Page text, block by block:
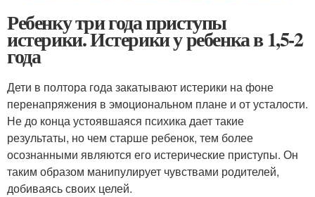
Ребенку три года приступы
истерики. Истерики у ребенка в 1,5-2
года
Дети в полтора года закатывают истерики на фоне
перенапряжения в эмоциональном плане и от усталости.
Не до конца устоявшаяся психика дает такие
результаты, но чем старше ребенок, тем более
осознанными являются его истерические приступы. Он
таким образом манипулирует чувствами родителей,
добиваясь своих целей.